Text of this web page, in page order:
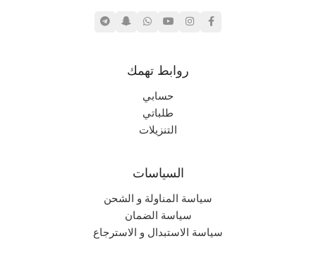
,
بليستيشن ٢
الندرة
روابط تهمك
حسابي
طلباتي
التنزيلات
السياسات
سياسة المناولة و الشحن
سياسة الضمان
سياسة الاستبدال و الاسترجاع